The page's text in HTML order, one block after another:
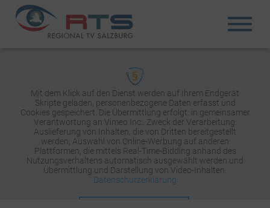
Mit dem Klick auf den Dienst werden auf Ihrem Endgerät
Skripte geladen, personenbezogene Daten erfasst und
Cookies gespeichert. Die Übermittlung erfolgt: in gemeinsamer
Verantwortung an Vimeo Inc.. Zweck der Verarbeitung:
Auslieferung von Inhalten, die von Dritten bereitgestellt
werden, Auswahl von Online-Werbung auf anderen
Plattformen, die mittels Real-Time-Bidding anhand des
Nutzungsverhaltens automatisch ausgewählt werden und
Übermittlung und Darstellung von Video-Inhalten.
Datenschutzerklärung